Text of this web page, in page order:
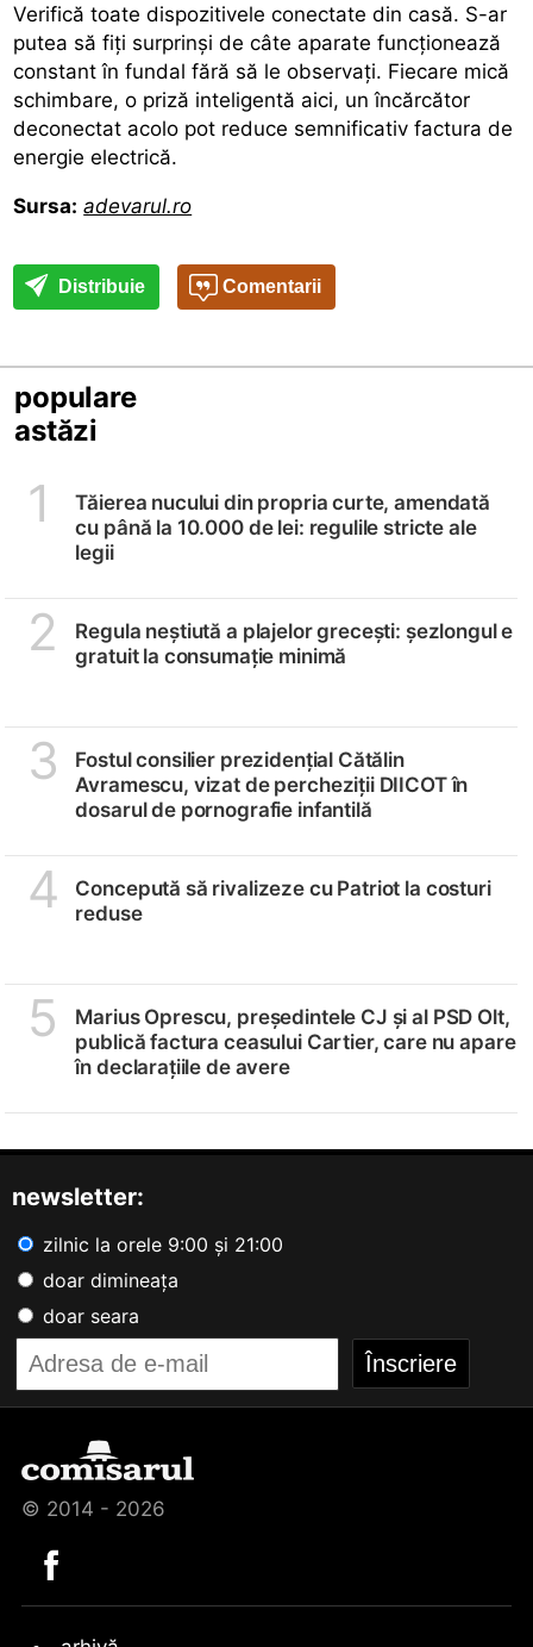
Verifică toate dispozitivele conectate din casă. S-ar
putea să fiţi surprinşi de câte aparate funcționează
constant în fundal fără să le observaţi. Fiecare mică
schimbare, o priză inteligentă aici, un încărcător
deconectat acolo pot reduce semnificativ factura de
energie electrică.
Sursa: adevarul.ro
Distribuie Comentarii
populare
astăzi
1
Tăierea nucului din propria curte, amendată
cu până la 10.000 de lei: regulile stricte ale
legii
2
Regula neștiută a plajelor grecești: șezlongul e
gratuit la consumație minimă
3
Fostul consilier prezidențial Cătălin
Avramescu, vizat de percheziții DIICOT în
dosarul de pornografie infantilă
4
Concepută să rivalizeze cu Patriot la costuri
reduse
5
Marius Oprescu, președintele CJ și al PSD Olt,
publică factura ceasului Cartier, care nu apare
în declarațiile de avere
newsletter:
zilnic la orele 9:00 și 21:00
doar dimineața
doar seara
© 2014 - 2026